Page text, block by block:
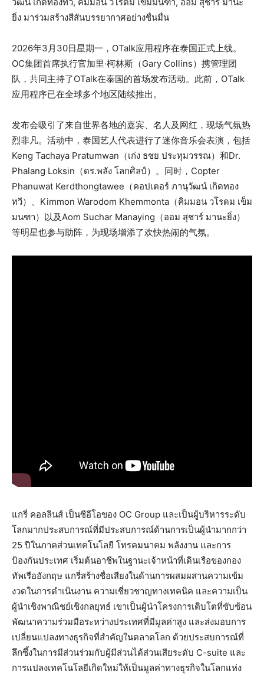
ยิ่ง มาร่วมสร้างสีสันบรรยากาศอย่างชื่นมื่น
2026年3月30日星期一，OTalk应用程序在泰国正式上线。
OC集团首席执行官加里·柯林斯（Gary Collins）携管理团
队，共同主持了OTalk在泰国的首场发布活动。此前，OTalk
应用程序已在全球多个地区陆续推出。
发布会吸引了来自世界各地的嘉宾、名人及网红，现场气氛热
烈非凡。活动中，泰国艺人代表进行了迷你音乐会表演，包括
Keng Tachaya Pratumwan（เก่ง ธชย ประทุมวรรณ）和Dr.
Phalang Loksin（ดร.พลัง โลกศิลป์）。同时，Copter
Phanuwat Kerdthongtawee（คอปเตอร์ ภานุวัฒน์ เกิดทอง
ทวี）、Kimmon Warodom Khemmonta（คิมมอน วโรดม เข็ม
มนฑา）以及Aom Suchar Manaying（ออม สุชาร์ มานะยิ่ง）
等明星也参与助阵，为现场增添了欢快热闹的气氛。
แกรี่ คอลลินส์ เป็นซีอีโอของ OC Group และเป็นผู้บริหารระดับ
โลกมากประสบการณ์ที่มีประสบการณ์ด้านการเป็นผู้นำมากกว่า
25 ปีในภาคส่วนเทคโนโลยี โทรคมนาคม พลังงาน และการ
ป้องกันประเทศ เริ่มต้นอาชีพในฐานะเจ้าหน้าที่เดินเรือของกอง
ทัพเรืออังกฤษ แกรี่สร้างชื่อเสียงในด้านการผสมผสานความเข้ม
งวดในการดำเนินงาน ความเชี่ยวชาญทางเทคนิค และความเป็น
ผู้นำเชิงพาณิชย์เชิงกลยุทธ์ เขาเป็นผู้นำโครงการเติบโตที่ซับซ้อน
พัฒนาความร่วมมือระหว่างประเทศที่มีมูลค่าสูง และส่งมอบการ
เปลี่ยนแปลงทางธุรกิจที่สำคัญในตลาดโลก ด้วยประสบการณ์ที่
ลึกซึ้งในการมีส่วนร่วมกับผู้มีส่วนได้ส่วนเสียระดับ C-suite และ
การแปลงเทคโนโลยีเกิดใหม่ให้เป็นมูลค่าทางธุรกิจในโลกแห่ง